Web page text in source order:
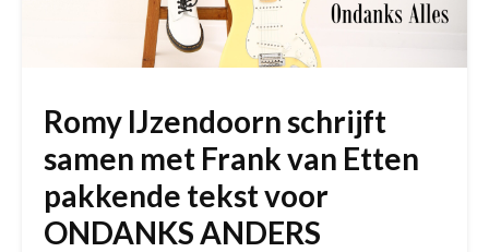
Romy IJzendoorn schrijft
samen met Frank van Etten
pakkende tekst voor
ONDANKS ANDERS